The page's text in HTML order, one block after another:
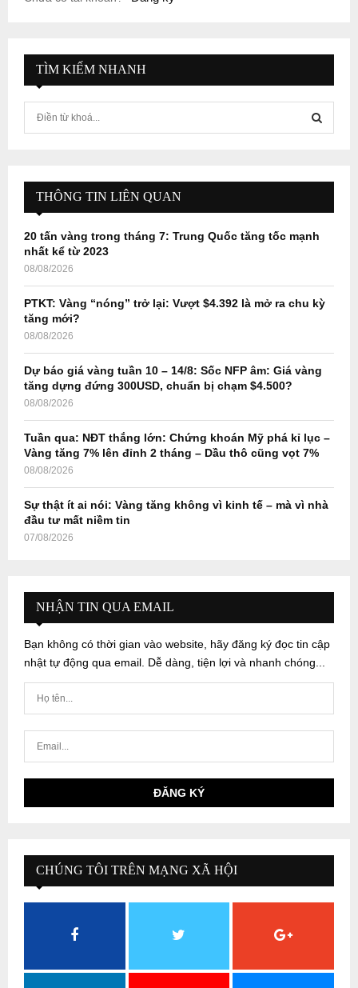
TÌM KIẾM NHANH
f
r
E
A
H
THÔNG TIN LIÊN QUAN
20 tấn vàng trong tháng 7: Trung Quốc tăng tốc mạnh
nhất kể từ 2023
08/08/2026
PTKT: Vàng “nóng” trở lại: Vượt $4.392 là mở ra chu kỳ
tăng mới?
08/08/2026
Dự báo giá vàng tuần 10 – 14/8: Sốc NFP âm: Giá vàng
tăng dựng đứng 300USD, chuẩn bị chạm $4.500?
08/08/2026
Tuần qua: NĐT thắng lớn: Chứng khoán Mỹ phá kỉ lục –
Vàng tăng 7% lên đỉnh 2 tháng – Dầu thô cũng vọt 7%
08/08/2026
Sự thật ít ai nói: Vàng tăng không vì kinh tế – mà vì nhà
đầu tư mất niềm tin
07/08/2026
NHẬN TIN QUA EMAIL
Bạn không có thời gian vào website, hãy đăng ký đọc tin cập
nhật tự động qua email. Dễ dàng, tiện lợi và nhanh chóng...
CHÚNG TÔI TRÊN MẠNG XÃ HỘI